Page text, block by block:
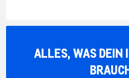
ALLES, WAS DEIN